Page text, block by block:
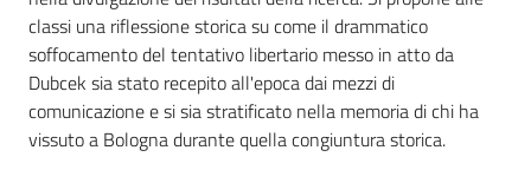
Assemblea
legislativa
classi una riflessione storica su come il drammatico
soffocamento del tentativo libertario messo in atto da
Dubcek sia stato recepito all'epoca dai mezzi di
comunicazione e si sia stratificato nella memoria di chi ha
vissuto a Bologna durante quella congiuntura storica.